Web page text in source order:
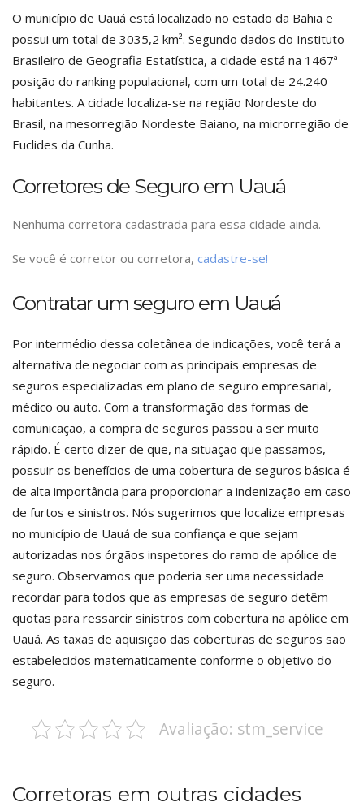
O município de Uauá está localizado no estado da Bahia e
possui um total de 3035,2 km². Segundo dados do Instituto
Brasileiro de Geografia Estatística, a cidade está na 1467ª
posição do ranking populacional, com um total de 24.240
habitantes. A cidade localiza-se na região Nordeste do
Brasil, na mesorregião Nordeste Baiano, na microrregião de
Euclides da Cunha.
Corretores de Seguro em Uauá
Nenhuma corretora cadastrada para essa cidade ainda.
Se você é corretor ou corretora, cadastre-se!
Contratar um seguro em Uauá
Por intermédio dessa coletânea de indicações, você terá a
alternativa de negociar com as principais empresas de
seguros especializadas em plano de seguro empresarial,
médico ou auto. Com a transformação das formas de
comunicação, a compra de seguros passou a ser muito
rápido. É certo dizer de que, na situação que passamos,
possuir os benefícios de uma cobertura de seguros básica é
de alta importância para proporcionar a indenização em caso
de furtos e sinistros. Nós sugerimos que localize empresas
no município de Uauá de sua confiança e que sejam
autorizadas nos órgãos inspetores do ramo de apólice de
seguro. Observamos que poderia ser uma necessidade
recordar para todos que as empresas de seguro detêm
quotas para ressarcir sinistros com cobertura na apólice em
Uauá. As taxas de aquisição das coberturas de seguros são
estabelecidos matematicamente conforme o objetivo do
seguro.
Avaliação: stm_service
Corretoras em outras cidades